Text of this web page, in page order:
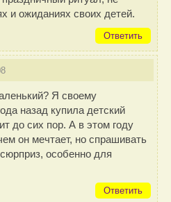
и ожиданиях своих детей.
Ответить
Я своему
назад купила детский
до сих пор. А в этом году
он мечтает, но спрашивать
особенно для
Ответить